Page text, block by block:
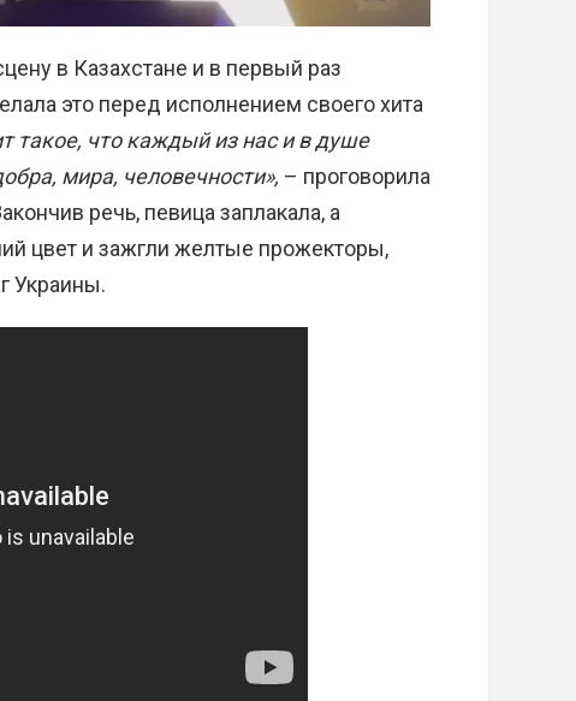
в Казахстане и в первый раз
это перед исполнением своего хита
такое, что каждый из нас и в душе
мира, человечности», – проговорила
речь, певица заплакала, а
цвет и зажгли желтые прожекторы,
Украины.